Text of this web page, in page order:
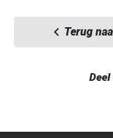
Terug
Deel